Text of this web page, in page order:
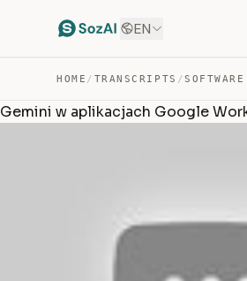
EN
HOME / TRANSCRIPTS /
Gemini w aplikacjach Google